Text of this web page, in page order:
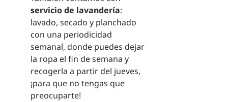
servicio de lavandería:
lavado, secado y planchado
con una periodicidad
semanal, donde puedes dejar
la ropa el fin de semana y
recogerla a partir del jueves,
¡para que no tengas que
preocuparte!